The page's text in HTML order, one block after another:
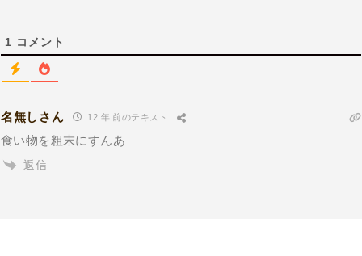
1 コメント
名無しさん 12 年 前のテキスト
食い物を粗末にすんあ
返信